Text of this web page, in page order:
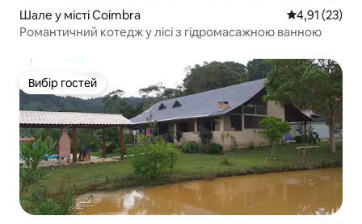
Шале у місті Coimbra Середня
4,91 (23)
Романтичний котедж у лісі з гідромасажною ванною
Вибір гостей
Вибір гостей